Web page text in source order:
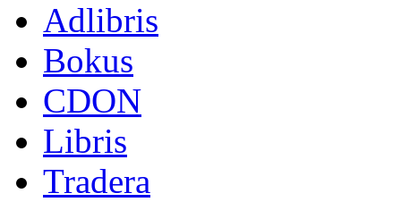
Adlibris
Bokus
CDON
Libris
Tradera